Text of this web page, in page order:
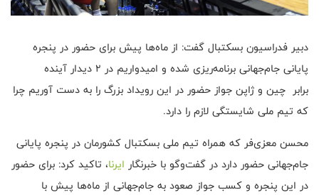
دبیر فدراسیون بسکتبال گفت: از ماه‌ها پیش برای حضور در پنجره
پایانی جام‌جهانی برنامه‌ریزی شده و امیدواریم در ۲ دیدار آینده
برابر چین و ژاپن جواز حضور در این رویداد بزرگ را به دست آوریم چرا
که تیم ملی شایستگی لازم را دارد.
محسن معزی‌فر که همراه تیم ملی بسکتبال کشورمان در پنجره‌ پایانی
جام‌جهانی حضور دارد در گفت‌وگو با خبرنگار ایرنا، تاکید کرد: برای حضور
در این پنجره و کسب جواز صعود به جام‌جهانی از ماه‌ها پیش با